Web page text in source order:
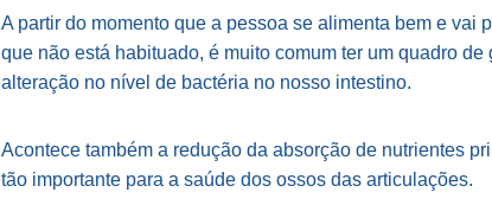
A partir do momento que a pessoa se alimenta bem e
que não está habituado, é muito comum ter um quadro
alteração no nível de bactéria no nosso intestino.
Acontece também a redução da absorção de nutrientes
tão importante para a saúde dos ossos das articulações.